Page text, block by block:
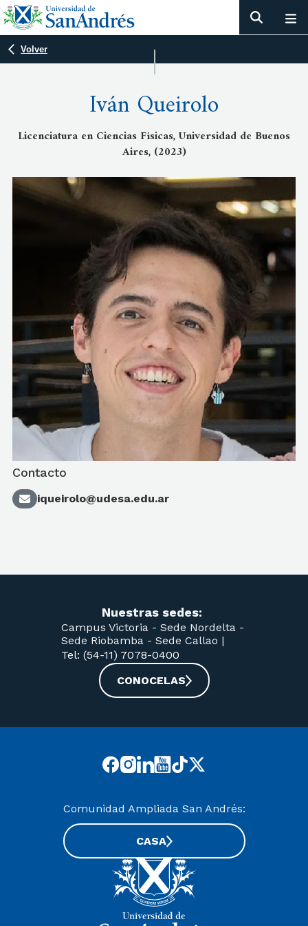
Volver
Iván Queirolo
Licenciatura en Ciencias Físicas, Universidad de Buenos
Aires, (2023)
Contacto
iqueirolo@udesa.edu.ar
Nuestras sedes:
Campus Victoria - Sede Nordelta -
Sede Riobamba - Sede Callao |
Tel: (54-11) 7078-0400
CONOCELAS
Comunidad Ampliada San Andrés:
CASA